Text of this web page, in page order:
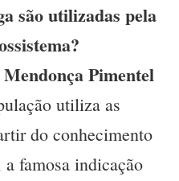
são utilizadas pela
Pimentel
utiliza as
do conhecimento
famosa indicação